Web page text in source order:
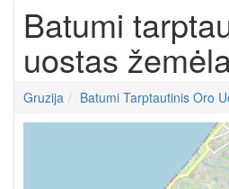
Batumi
uostas
Gruzija Batumi Tarptautinis Oro